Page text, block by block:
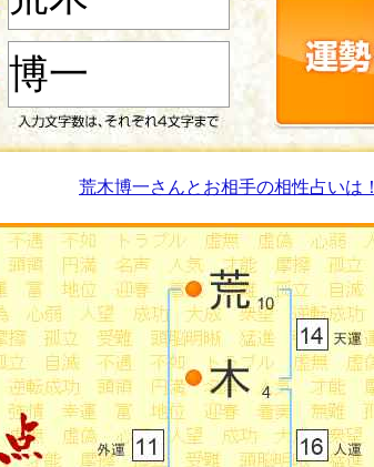
荒木博一さんとお相手の相性占いは！